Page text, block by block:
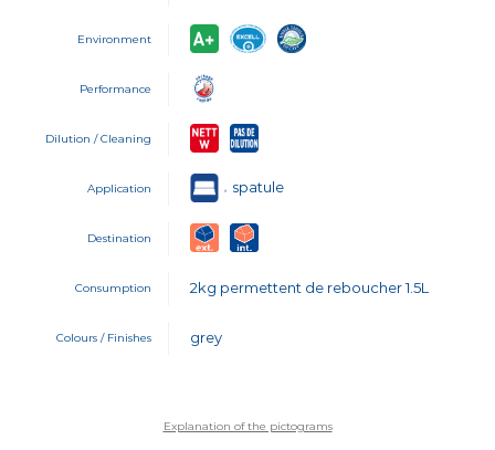
Environment
Performance
Dilution / Cleaning
Application , spatule
Destination
Consumption 2kg permettent de reboucher 1.5L
Colours / Finishes grey
Explanation of the pictograms